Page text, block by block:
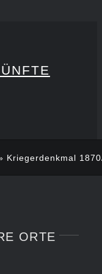
Kriegerdenkmal
ORTE